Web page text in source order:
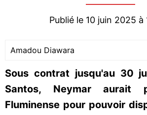
Publié le 10 juin 2025 à
Amadou Diawara
Sous contrat jusqu'au 30
Santos, Neymar aurait
Fluminense pour pouvoir